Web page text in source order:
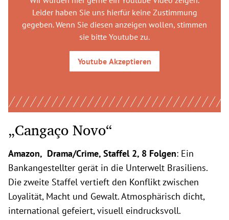
Leider haben Sie uns hierfür keine Zustimmung
gegeben. Wenn Sie diesen anzeigen wollen, stimmen
sie bitte Youtube zu.
Youtube Akzeptieren
„Cangaço Novo“
Amazon, Drama/Crime, Staffel 2, 8 Folgen: Ein
Bankangestellter gerät in die Unterwelt Brasiliens.
Die zweite Staffel vertieft den Konflikt zwischen
Loyalität, Macht und Gewalt. Atmosphärisch dicht,
international gefeiert, visuell eindrucksvoll.